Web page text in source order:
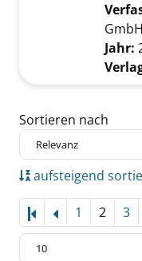
Jahr:
Zu den Suchfiltern
Sortieren nach
aufsteigend
1 2 3